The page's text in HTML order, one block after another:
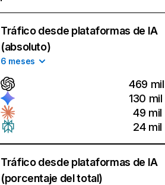
Tráfico desde plataformas de IA
(absoluto)
6 meses
469 mil
130 mil
49 mil
24 mil
Tráfico desde plataformas de IA
(porcentaje del total)